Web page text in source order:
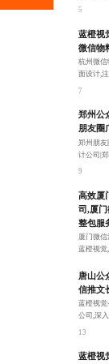
设计服务
5
蓝橙视
微信物
杭州微信
面设计,
文化理念
7
郑州公
朋友圈
郑州朋友
计公司|
账号中
9
高效厦
司,厦
整包服
厦门微
蓝橙视觉
唐山公
信推文
蓝橙视觉
公司,深
户体验。
13
蓝橙视